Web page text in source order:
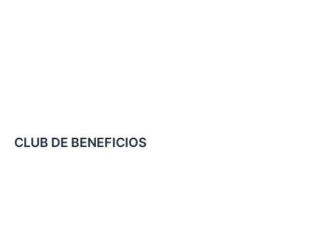
CLUB DE BENEFICIOS